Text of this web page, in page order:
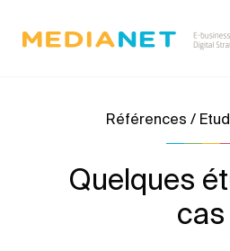
Références /
Quelques
cas